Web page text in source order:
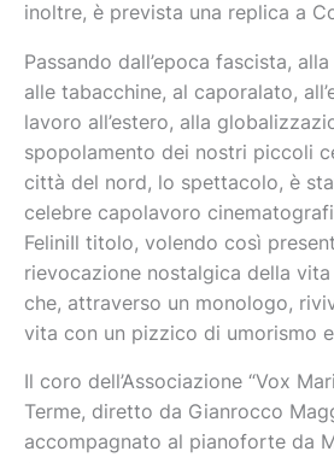
inoltre, è prevista una replica a
Passando dall’epoca fascista,
alle tabacchine, al caporalato,
lavoro all’estero, alla
spopolamento dei nostri piccoli
città del nord, lo spettacolo, è
celebre capolavoro
FeliniIl titolo, volendo così
rievocazione nostalgica della
che, attraverso un monologo,
vita con un pizzico di umorismo
Il coro dell’Associazione “Vox
Terme, diretto da Gianrocco
accompagnato al pianoforte da